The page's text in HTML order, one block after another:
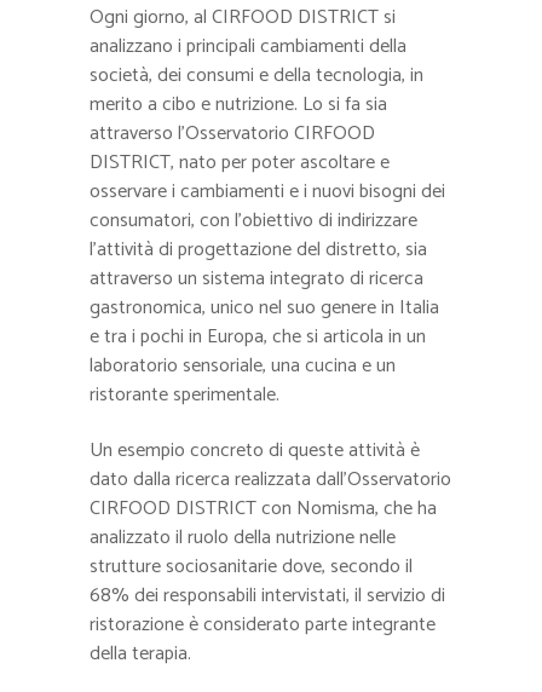
Ogni giorno, al CIRFOOD DISTRICT si
analizzano i principali cambiamenti della
società, dei consumi e della tecnologia, in
merito a cibo e nutrizione. Lo si fa sia
attraverso l’Osservatorio CIRFOOD
DISTRICT, nato per poter ascoltare e
osservare i cambiamenti e i nuovi bisogni dei
consumatori, con l’obiettivo di indirizzare
l’attività di progettazione del distretto, sia
attraverso un sistema integrato di ricerca
gastronomica, unico nel suo genere in Italia
e tra i pochi in Europa, che si articola in un
laboratorio sensoriale, una cucina e un
ristorante sperimentale.
Un esempio concreto di queste attività è
dato dalla ricerca realizzata dall’Osservatorio
CIRFOOD DISTRICT con Nomisma, che ha
analizzato il ruolo della nutrizione nelle
strutture sociosanitarie dove, secondo il
68% dei responsabili intervistati, il servizio di
ristorazione è considerato parte integrante
della terapia.